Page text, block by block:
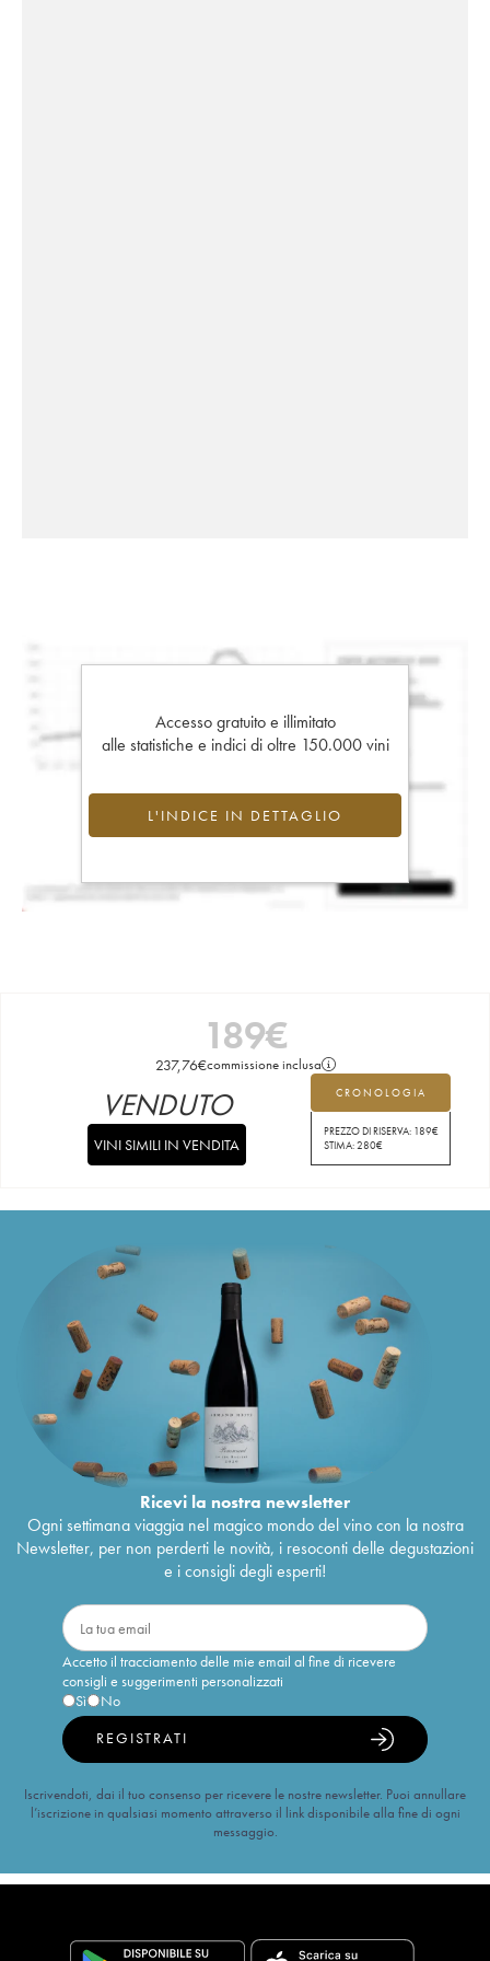
Accesso gratuito e illimitato
alle statistiche e indici di oltre 150.000 vini
L'INDICE IN DETTAGLIO
189€
237,76€commissione inclusa
CRONOLOGIA
PREZZO DI RISERVA: 189€
STIMA:280€
VENDUTO
VINI SIMILI IN VENDITA
Ricevi la nostra newsletter
Ogni settimana viaggia nel magico mondo del vino con la nostra
Newsletter, per non perderti le novità, i resoconti delle degustazioni
e i consigli degli esperti!
Accetto il tracciamento delle mie email al fine di ricevere
consigli e suggerimenti personalizzati
Sì
No
REGISTRATI
Iscrivendoti, dai il tuo consenso per ricevere le nostre newsletter. Puoi annullare
l’iscrizione in qualsiasi momento attraverso il link disponibile alla fine di ogni
messaggio.